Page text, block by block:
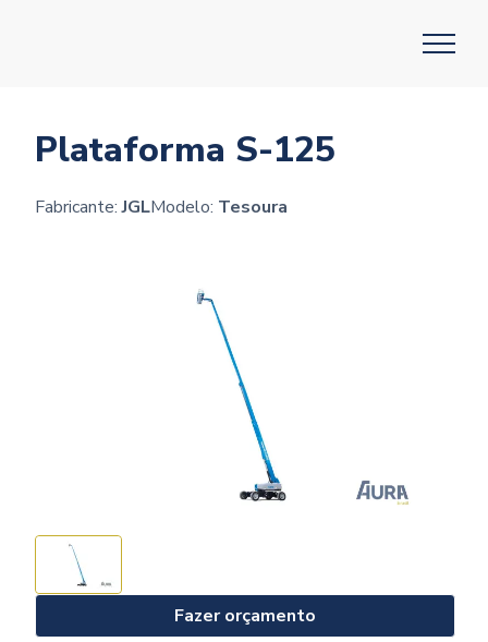
Plataforma S-125
Fabricante:JGLModelo: Tesoura
Fazer orçamento